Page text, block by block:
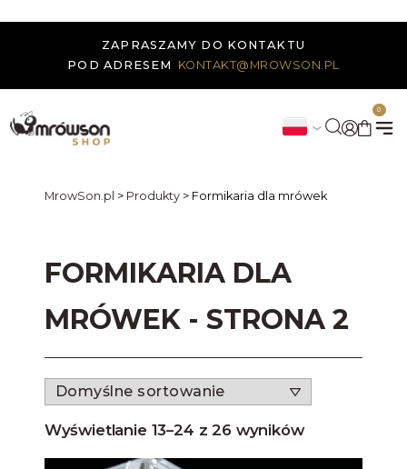
ZAPRASZAMY DO KONTAKTU
POD ADRESEM
KONTAKT@MROWSON.PL
0
MrowSon.pl > Produkty > Formikaria dla mrówek
FORMIKARIA DLA
MRÓWEK - STRONA 2
Wyświetlanie 13–24 z 26 wyników